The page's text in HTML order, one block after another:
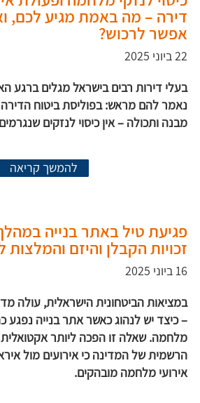
דירה – מה באמת מגיע לכם,
אפשר לרכוש?
22 ביוני 2025
בעלי דירות רבים בישראל מגלים
נאמר להם מראש: בפוליסת ביטוח
מבנה ותכולה – אין כיסוי לנזקים
להמשך קריאה
פגיעת טיל באתר בנייה
זכויות הקבלן והיזם והמלצות
16 ביוני 2025
במציאות הביטחונית הישראלית, עולה
– כיצד יש לנהוג כאשר אתר בנייה נפגע
מלחמה. שאלה זו הפכה ליותר
הרשמית של המדינה כי אירועים מול
אירועי מלחמה מובהקים.